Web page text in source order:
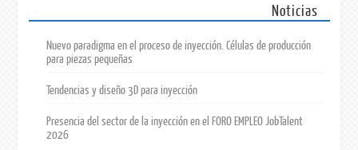
Noticias
Nuevo paradigma en el proceso de inyección. Células de producción
para piezas pequeñas
Tendencias y diseño 3D para inyección
Presencia del sector de la inyección en el FORO EMPLEO JobTalent
2026